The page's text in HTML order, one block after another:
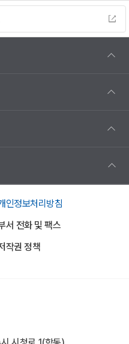
인정보처리방침
서 전화 및 팩스
작권 정책